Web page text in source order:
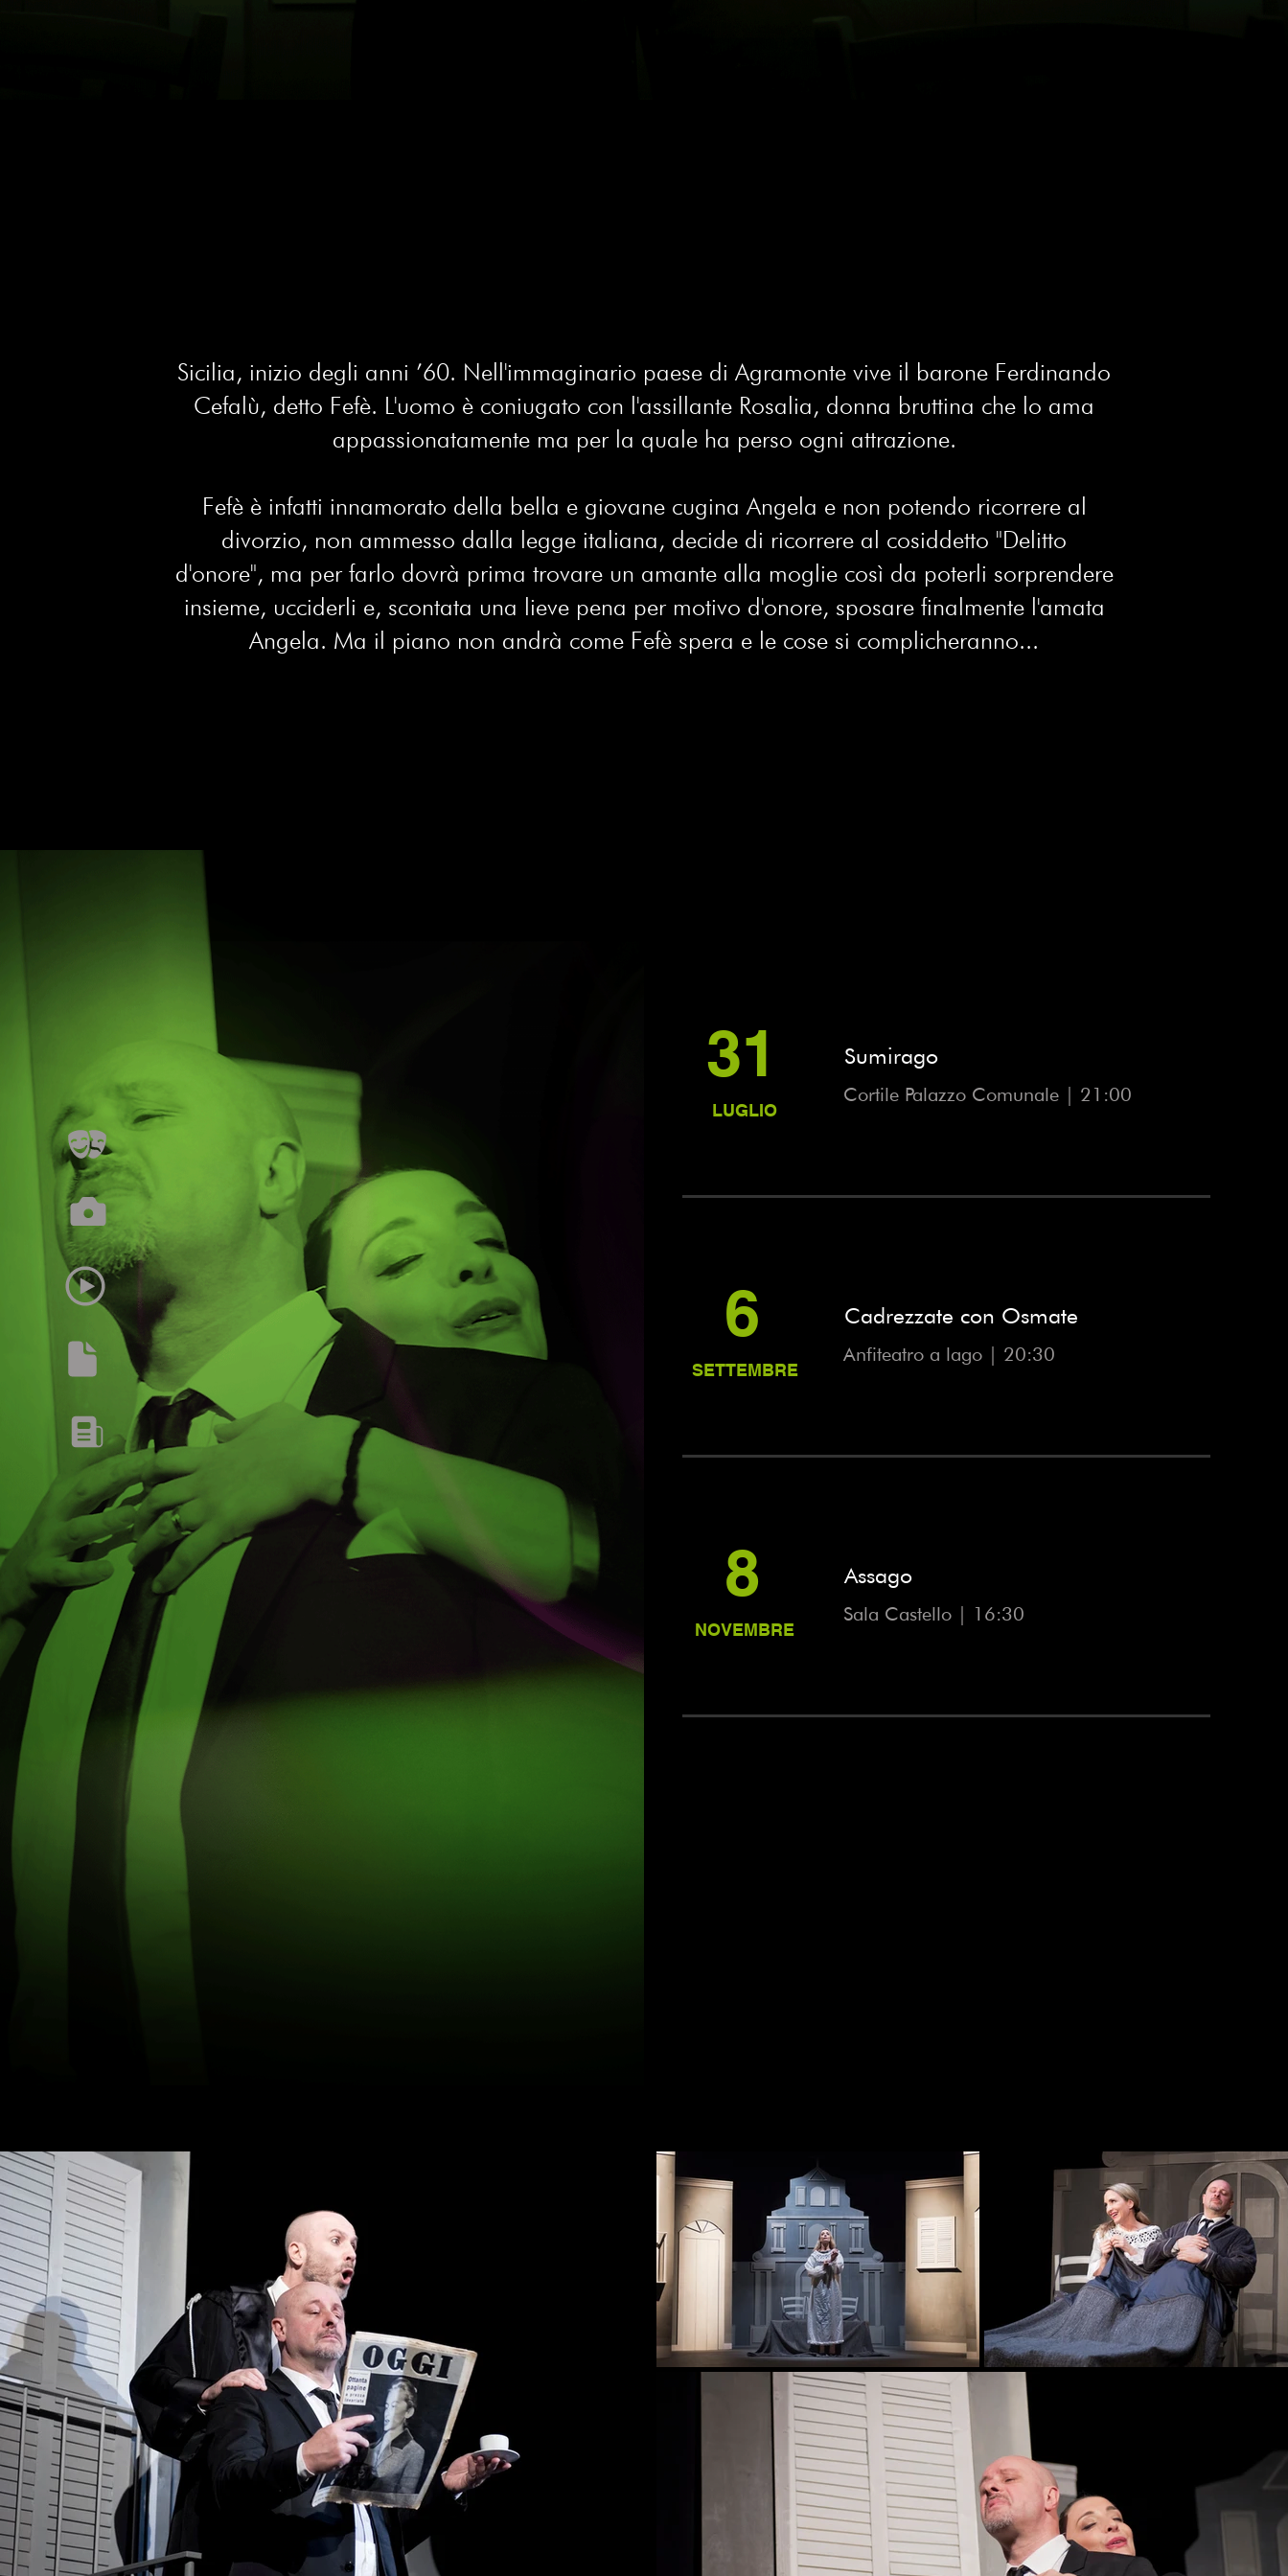
SCHEDA ARTISTICA
TRAILER
LOCANDINA
RASSEGNA STAMPA
Sicilia, inizio degli anni ’60. Nell'immaginario paese di Agramonte vive il barone Ferdinando
Cefalù, detto Fefè. L'uomo è coniugato con l'assillante Rosalia, donna bruttina che lo ama
appassionatamente ma per la quale ha perso ogni attrazione.
Fefè è infatti innamorato della bella e giovane cugina Angela e non potendo ricorrere al
divorzio, non ammesso dalla legge italiana, decide di ricorrere al cosiddetto "Delitto
d'onore", ma per farlo dovrà prima trovare un amante alla moglie così da poterli sorprendere
insieme, ucciderli e, scontata una lieve pena per motivo d'onore, sposare finalmente l'amata
Angela. Ma il piano non andrà come Fefè spera e le cose si complicheranno...
31
LUGLIO
Sumirago
Cortile Palazzo Comunale | 21:00
6
SETTEMBRE
Cadrezzate con Osmate
Anfiteatro a lago | 20:30
8
NOVEMBRE
Assago
Sala Castello | 16:30